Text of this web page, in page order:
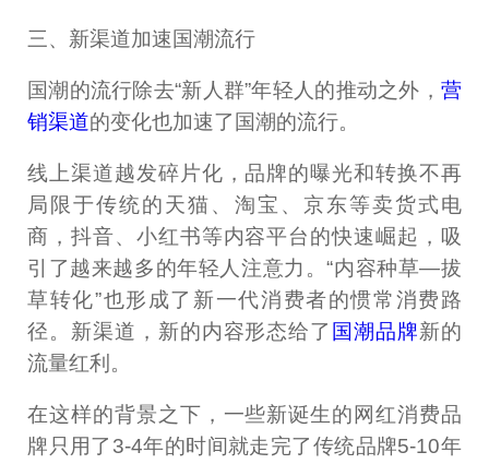
三、新渠道加速国潮流行
国潮的流行除去“新人群”年轻人的推动之外， 营
销渠道的变化也加速了国潮的流行。
线上渠道越发碎片化，品牌的曝光和转换不再
局限于传统的天猫、淘宝、京东等卖货式电
商，抖音、小红书等内容平台的快速崛起，吸
引了越来越多的年轻人注意力。“内容种草—拔
草转化”也形成了新一代消费者的惯常消费路
径。新渠道，新的内容形态给了 国潮品牌新的
流量红利。
在这样的背景之下，一些新诞生的网红消费品
牌只用了3-4年的时间就走完了传统品牌5-10年